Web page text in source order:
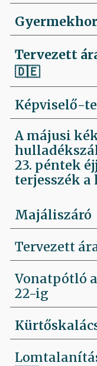
Tervezett
🇩🇪
Képviselő-
A májusi
23. péntek
terjesszék a
Majáliszáró
Tervezett
Vonatpótló
22-ig